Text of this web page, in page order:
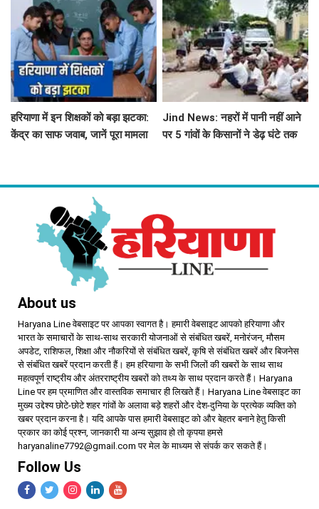
सटीक जानकारी
हरियाणा में इन शिक्षकों को बड़ा झटका:
केंद्र का साफ जवाब, जानें पूरा मामला
Jind News: नहरों में पानी नहीं आने
पर 5 गांवों के किसानों ने डेढ़ घंटे तक
About us
Haryana Line वेबसाइट पर आपका स्वागत है। हमारी वेबसाइट आपको हरियाणा और
भारत के समाचारों के साथ-साथ सरकारी योजनाओं से संबंधित खबरें, मनोरंजन, मौसम
अपडेट, राशिफल, शिक्षा और नौकरियों से संबंधित खबरें, कृषि से संबंधित खबरें और बिजनेस
से संबंधित खबरें प्रदान करती हैं। हम हरियाणा के सभी जिलों की खबरों के साथ साथ
महत्वपूर्ण राष्ट्रीय और अंतरराष्ट्रीय खबरों को तथ्य के साथ प्रदान करते हैं। Haryana
Line पर हम प्रमाणित और वास्तविक समाचार ही लिखते हैं। Haryana Line वेबसाइट का
मुख्य उद्देश्य छोटे-छोटे शहर गांवों के अलावा बड़े शहरों और देश-दुनिया के प्रत्येक व्यक्ति को
खबर प्रदान करना है। यदि आपके पास हमारी वेबसाइट को और बेहतर बनाने हेतु किसी
प्रकार का कोई प्रश्न, जानकारी या अन्य सुझाव हो तो कृपया हमसे
haryanaline7792@gmail.com पर मेल के माध्यम से संपर्क कर सकते हैं।
Follow Us